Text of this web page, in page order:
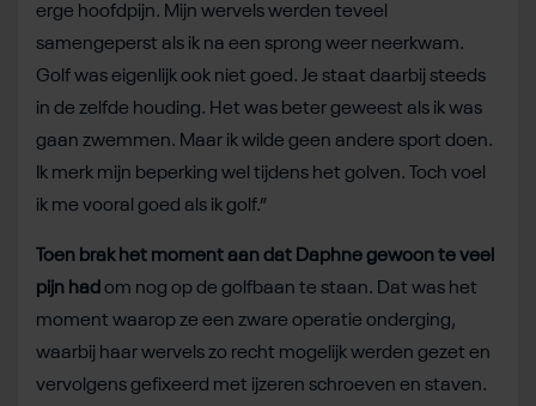
erge hoofdpijn. Mijn wervels werden teveel
samengeperst als ik na een sprong weer neerkwam.
Golf was eigenlijk ook niet goed. Je staat daarbij steeds
in de zelfde houding. Het was beter geweest als ik was
gaan zwemmen. Maar ik wilde geen andere sport doen.
Ik merk mijn beperking wel tijdens het golven. Toch voel
ik me vooral goed als ik golf.”
Toen brak het moment aan dat Daphne gewoon te veel
pijn had om nog op de golfbaan te staan. Dat was het
moment waarop ze een zware operatie onderging,
waarbij haar wervels zo recht mogelijk werden gezet en
vervolgens gefixeerd met ijzeren schroeven en staven.